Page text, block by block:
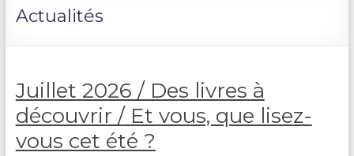
Actualités
Juillet 2026 / Des livres à
découvrir / Et vous, que lisez-
vous cet été ?